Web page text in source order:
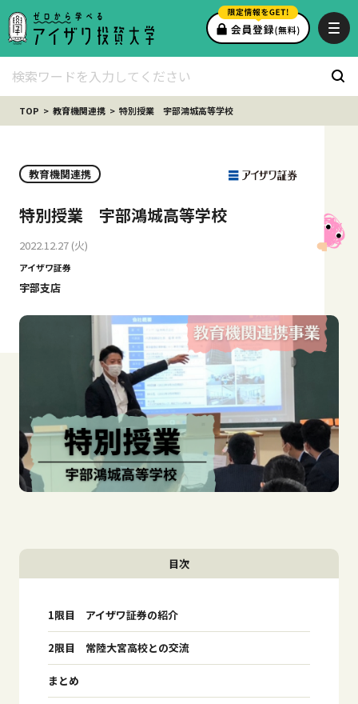
TOP 教育機関連携 特別授業 宇部鴻城高等学校
教育機関連携
特別授業 宇部鴻城高等学校
2022.12.27 (火)
アイザワ証券
宇部支店
目次
1限目 アイザワ証券の紹介
2限目 常陸大宮高校との交流
まとめ